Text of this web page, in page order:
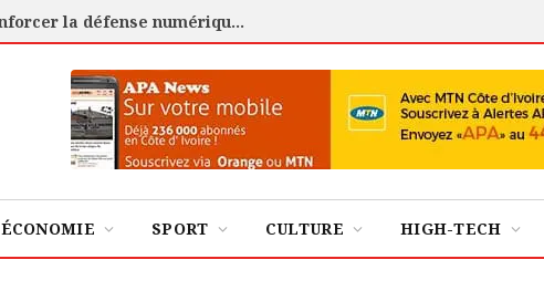
Cybersécurité : l’ANSSI certifie 88 experts pour renforcer la défense numérique de la Côte d’Ivoire
ÉCONOMIE SPORT CULTURE HIGH-TECH